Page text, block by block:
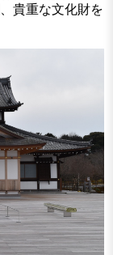
貴重な文化財を